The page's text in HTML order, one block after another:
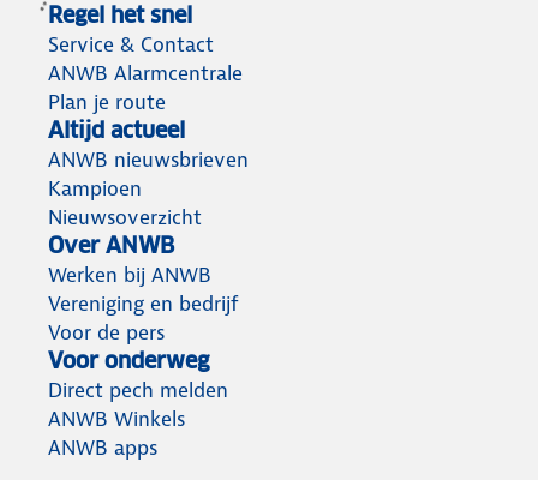
Regel het snel
Service & Contact
ANWB Alarmcentrale
Plan je route
Altijd actueel
ANWB nieuwsbrieven
Kampioen
Nieuwsoverzicht
Over ANWB
Werken bij ANWB
Vereniging en bedrijf
Voor de pers
Voor onderweg
Direct pech melden
ANWB Winkels
ANWB apps